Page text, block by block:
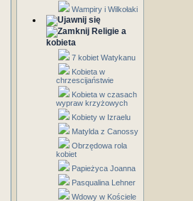
Wampiry i Wilkołaki
Religie a
kobieta
7 kobiet Watykanu
Kobieta w
chrzescijaństwie
Kobieta w czasach
wypraw krzyżowych
Kobiety w Izraelu
Matylda z Canossy
Obrzędowa rola
kobiet
Papieżyca Joanna
Pasqualina Lehner
Wdowy w Kościele